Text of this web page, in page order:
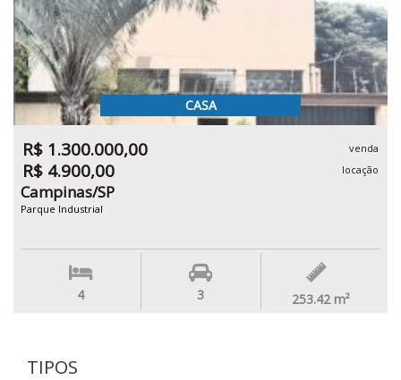
CASA
R$ 1.300.000,00 venda
R$ 4.900,00 locação
Campinas/SP
Parque Industrial
4 3 253.42 m²
TIPOS